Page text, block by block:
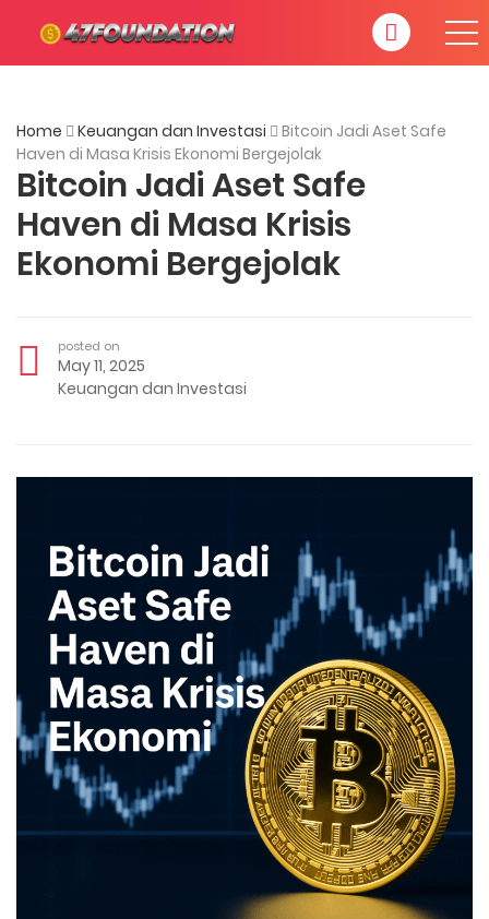
Home Keuangan dan Investasi
Bitcoin Jadi Aset Safe
Haven di Masa Krisis Ekonomi Bergejolak
Bitcoin Jadi Aset Safe
Haven di Masa Krisis
Ekonomi Bergejolak
posted on
May 11, 2025
Keuangan dan Investasi